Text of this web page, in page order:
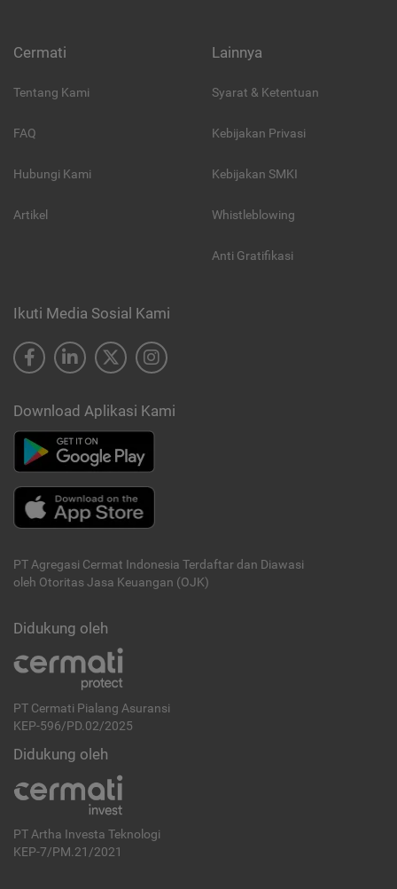
Cermati
Tentang Kami
FAQ
Hubungi Kami
Artikel
Lainnya
Syarat & Ketentuan
Kebijakan Privasi
Kebijakan SMKI
Whistleblowing
Anti Gratifikasi
Ikuti Media Sosial Kami
Download Aplikasi Kami
PT Agregasi Cermat Indonesia Terdaftar dan Diawasi
oleh Otoritas Jasa Keuangan (OJK)
Didukung oleh
PT Cermati Pialang Asuransi
KEP-596/PD.02/2025
Didukung oleh
PT Artha Investa Teknologi
KEP-7/PM.21/2021